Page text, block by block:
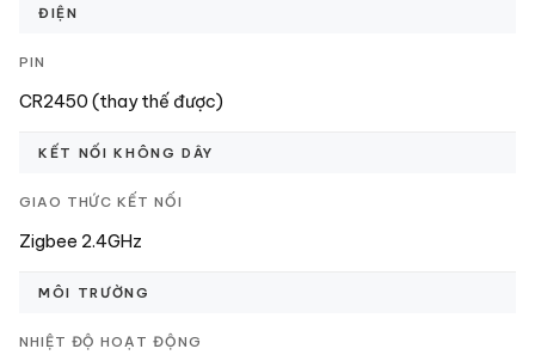
ĐIỆN
PIN
CR2450 (thay thế được)
KẾT NỐI KHÔNG DÂY
GIAO THỨC KẾT NỐI
Zigbee 2.4GHz
MÔI TRƯỜNG
NHIỆT ĐỘ HOẠT ĐỘNG